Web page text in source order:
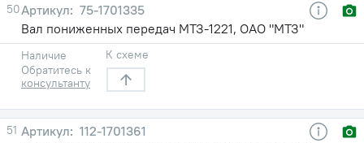
50
75-1701335
Вал пониженных передач МТЗ-1221, ОАО "МТЗ"
Наличие
Обратитесь к
консультанту
К схеме
51
112-1701361